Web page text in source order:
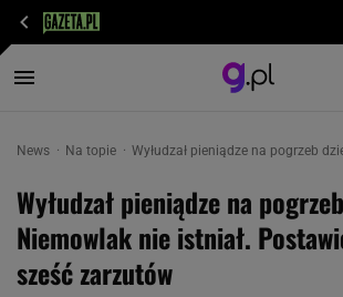
News Na topie Wyłudzał pieniądze na pogrzeb
Wyłudzał pieniądze na
Niemowlak nie istniał.
sześć zarzutów